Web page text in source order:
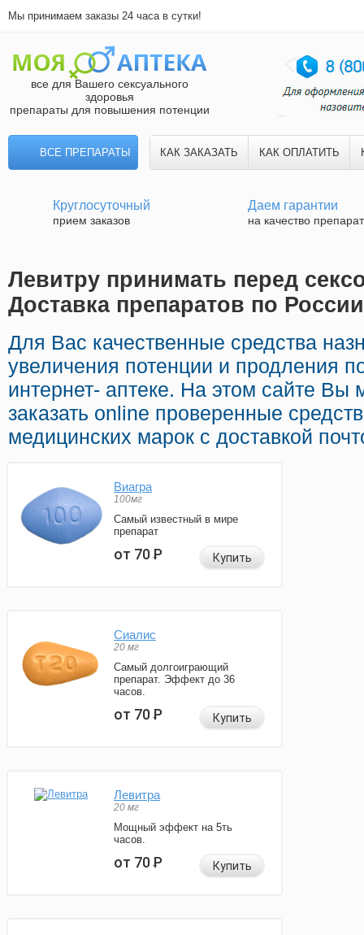
Мы принимаем заказы 24 часа в сутки!
все для Вашего сексуального
здоровья
препараты для повышения потенции
ВСЕ ПРЕПАРАТЫ КАК ЗАКАЗАТЬ КАК ОПЛАТИТЬ
Круглосуточный
прием заказов
Даем гарантии
на качество
Левитру принимать перед
Доставка препаратов по России
Для Вас качественные средства
увеличения потенции и продления
интернет- аптеке. На этом сайте Вы
заказать online проверенные
медицинских марок с доставкой
Виагра
100мг
Самый известный в мире
препарат
от 70Р Купить
Сиалис
20 мг
Самый долгоиграющий
препарат. Эффект до 36
часов.
от 70Р Купить
Левитра
20 мг
Мощный эффект на 5ть
часов.
от 70Р Купить